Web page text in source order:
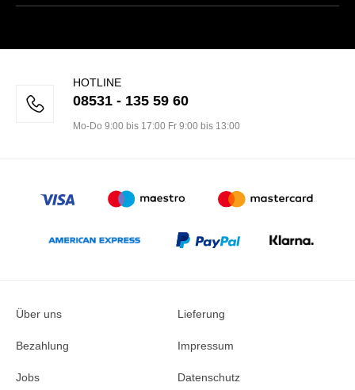
HOTLINE
08531 - 135 59 60
Mo-Do 9:00 bis 17:00 Fr 9:00 bis 13:00
Über uns Lieferung
Bezahlung Impressum
Jobs Datenschutz